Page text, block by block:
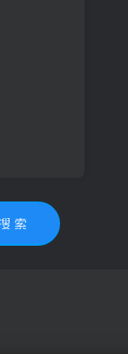
索